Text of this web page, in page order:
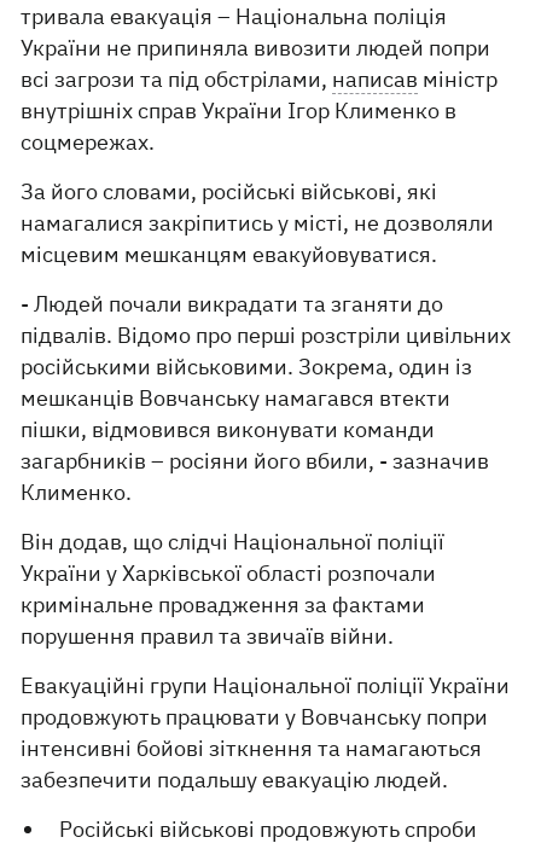
тривала евакуація – Національна поліція
України не припиняла вивозити людей попри
всі загрози та під обстрілами, написав міністр
внутрішніх справ України Ігор Клименко в
соцмережах.
За його словами, російські військові, які
намагалися закріпитись у місті, не дозволяли
місцевим мешканцям евакуйовуватися.
- Людей почали викрадати та зганяти до
підвалів. Відомо про перші розстріли цивільних
російськими військовими. Зокрема, один із
мешканців Вовчанську намагався втекти
пішки, відмовився виконувати команди
загарбників – росіяни його вбили, - зазначив
Клименко.
Він додав, що слідчі Національної поліції
України у Харківської області розпочали
кримінальне провадження за фактами
порушення правил та звичаїв війни.
Евакуаційні групи Національної поліції України
продовжують працювати у Вовчанську попри
інтенсивні бойові зіткнення та намагаються
забезпечити подальшу евакуацію людей.
Російські військові продовжують спроби